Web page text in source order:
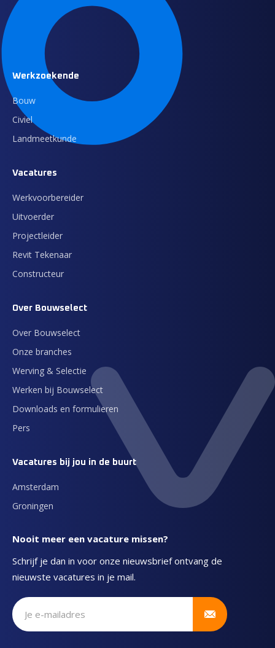
Werkzoekende
Bouw
Civiel
Landmeetkunde
Vacatures
Werkvoorbereider
Uitvoerder
Projectleider
Revit Tekenaar
Constructeur
Over Bouwselect
Over Bouwselect
Onze branches
Werving & Selectie
Werken bij Bouwselect
Downloads en formulieren
Pers
Vacatures bij jou in de buurt
Amsterdam
Groningen
Nooit meer een vacature missen?
Schrijf je dan in voor onze nieuwsbrief ontvang de
nieuwste vacatures in je mail.
Schrijf je in voor onze nieuwsbrief